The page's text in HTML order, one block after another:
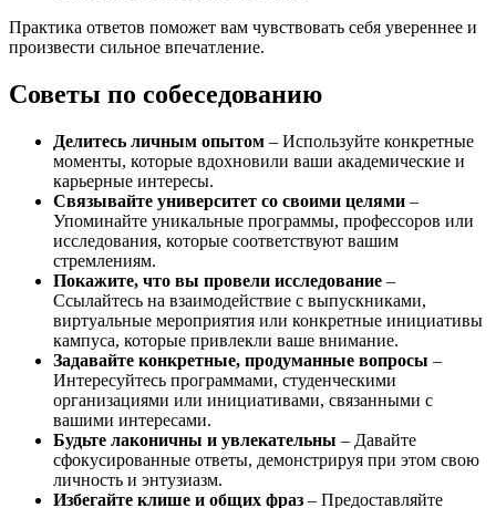
Практика ответов поможет вам чувствовать себя увереннее и
произвести сильное впечатление.
Советы по собеседованию
Делитесь личным опытом – Используйте конкретные
моменты, которые вдохновили ваши академические и
карьерные интересы.
Связывайте университет со своими целями –
Упоминайте уникальные программы, профессоров или
исследования, которые соответствуют вашим
стремлениям.
Покажите, что вы провели исследование –
Ссылайтесь на взаимодействие с выпускниками,
виртуальные мероприятия или конкретные инициативы
кампуса, которые привлекли ваше внимание.
Задавайте конкретные, продуманные вопросы –
Интересуйтесь программами, студенческими
организациями или инициативами, связанными с
вашими интересами.
Будьте лаконичны и увлекательны – Давайте
сфокусированные ответы, демонстрируя при этом свою
личность и энтузиазм.
Избегайте клише и общих фраз – Предоставляйте